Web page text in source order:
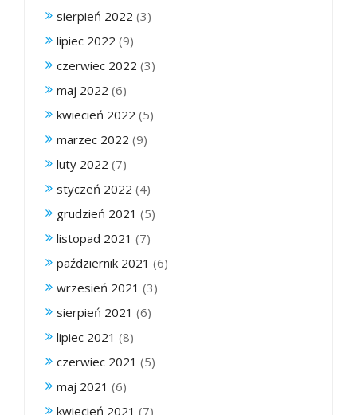
sierpień 2022 (3)
lipiec 2022 (9)
czerwiec 2022 (3)
maj 2022 (6)
kwiecień 2022 (5)
marzec 2022 (9)
luty 2022 (7)
styczeń 2022 (4)
grudzień 2021 (5)
listopad 2021 (7)
październik 2021 (6)
wrzesień 2021 (3)
sierpień 2021 (6)
lipiec 2021 (8)
czerwiec 2021 (5)
maj 2021 (6)
kwiecień 2021 (7)